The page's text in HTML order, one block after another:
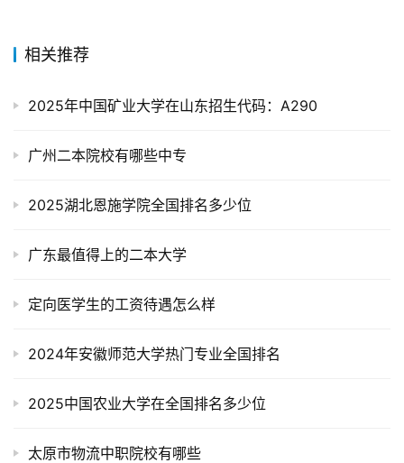
相关推荐
2025年中国矿业大学在山东招生代码：A290
广州二本院校有哪些中专
2025湖北恩施学院全国排名多少位
广东最值得上的二本大学
定向医学生的工资待遇怎么样
2024年安徽师范大学热门专业全国排名
2025中国农业大学在全国排名多少位
太原市物流中职院校有哪些